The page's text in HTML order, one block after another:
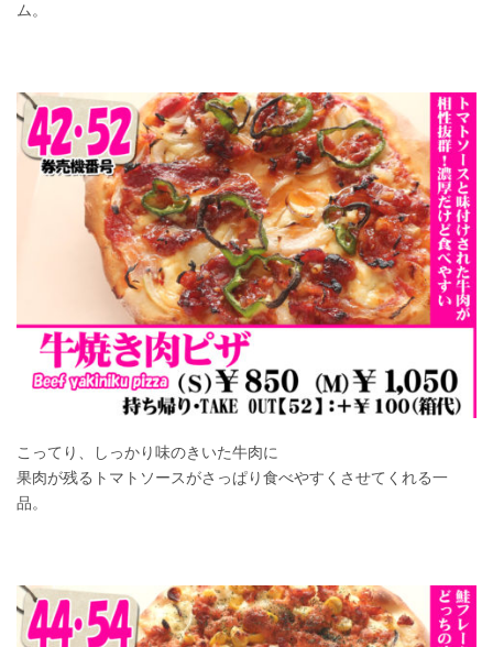
ム。
こってり、しっかり味のきいた牛肉に
果肉が残るトマトソースがさっぱり食べやすくさせてくれる一
品。